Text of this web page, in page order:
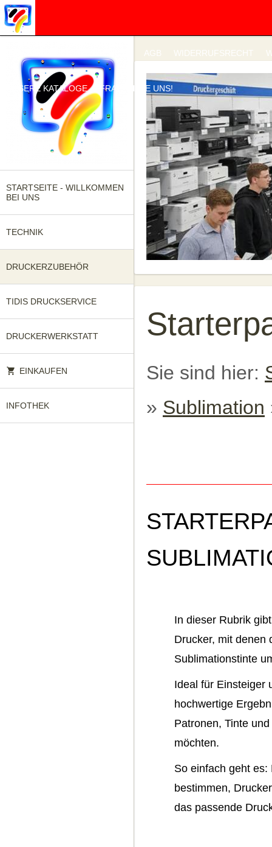
AGB WIDERRUFSRECHT
UNSERE KATALOGE FRAGEN SIE UNS!
STARTSEITE - WILLKOMMEN
BEI UNS
TECHNIK
DRUCKERZUBEHÖR
TIDIS DRUCKSERVICE
DRUCKERWERKSTATT
EINKAUFEN
INFOTHEK
Sie sind hier:
» Sublimation
In dieser Rubrik
Drucker, mit denen
Sublimationstinte
Ideal für Einsteiger
hochwertige
Patronen, Tinte
möchten.
So einfach geht
bestimmen,
das passende